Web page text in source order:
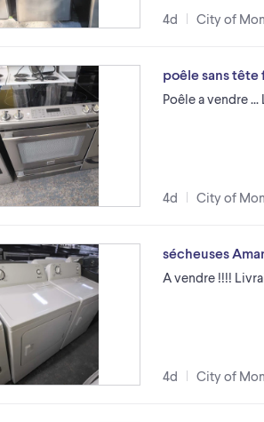
4d City of
poêle sans
Poêle a vendre
4d City of
sécheuses
A vendre !!!!
4d City of